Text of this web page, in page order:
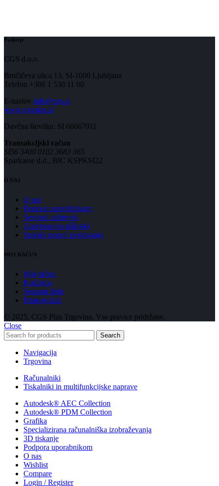
Podjetje
CGS d.o.o.
Brnčičeva ulica 13, SI-1000 Ljubljana
Telefon +386 1 530 11 00
E-naslov info@cgs.si
www.cgsplus.si
Davčna številka: SI 66667011
Transakcijski račun
SI56 3400 0102 3683 365
Sparkasse d.d., BIC KSPKSI22
O NAS
O nas
Podpora uporabnikom
Servisni zahtevek
Zasebnost in piškotki
Splošni pogoji poslovanja
MOJ RAČUN
Moj račun
Košarica
Seznam želja
Primerjalnik
© 2025, CGS Plus Trgovina. Vse pravice pridržane.
Close
Search
Navigacija
Trgovina
Računalniki
Tiskalniki in multifunkcijske naprave
Autodesk® AEC Collection
Autodesk® PDM Collection
Grafika
Specializirana računalniška izobraževanja
3D tiskanje
Podpora uporabnikom
O nas
Wishlist
Compare
Login / Register